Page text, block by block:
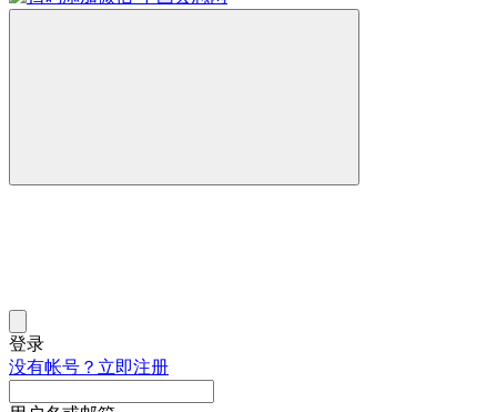
登录
没有帐号？立即注册